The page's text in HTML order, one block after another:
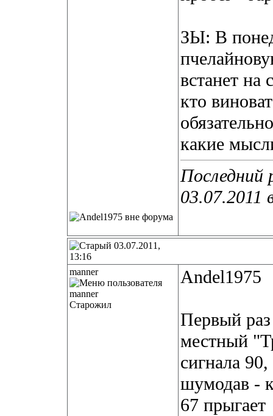
ЗЫ: В
встанет на
кто
какие
Последний
03.07.2011
03.07.2011,
13:16
manner
Старожил
Andel1975
Первый
местный
сигнала
шумодав -
67 прыгает